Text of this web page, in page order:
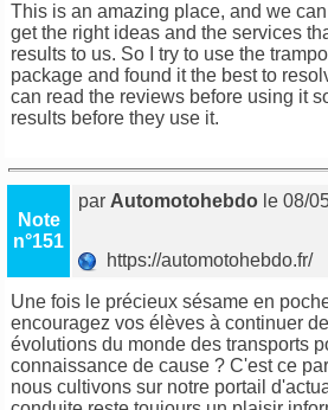
This is an amazing place, and we
get the right ideas and the services
results to us. So I try to use the
package and found it the best to
can read the reviews before using it
results before they use it.
Note
n°151
par Automotohebdo le 08/
https://automotohebdo.fr/
Une fois le précieux sésame en
encouragez vos élèves à continuer
évolutions du monde des transports
connaissance de cause ? C'est ce
nous cultivons sur notre portail